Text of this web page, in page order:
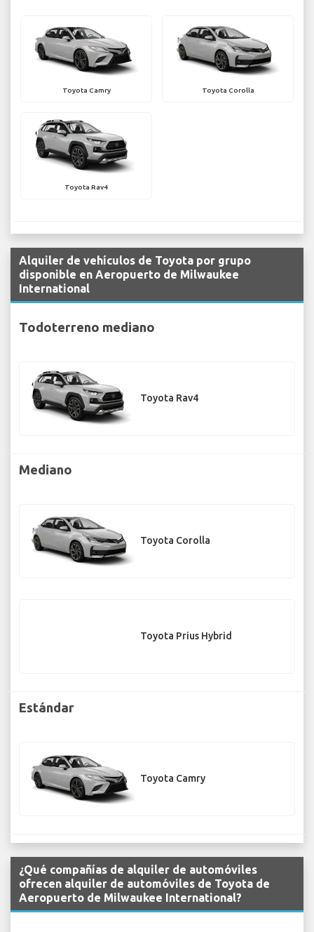
Toyota Camry Toyota Corolla
Toyota Rav4
Alquiler de vehículos de Toyota por grupo
disponible en Aeropuerto de Milwaukee
International
Todoterreno mediano
Toyota Rav4
Mediano
Toyota Corolla
Toyota Prius Hybrid
Estándar
Toyota Camry
¿Qué compañías de alquiler de automóviles
ofrecen alquiler de automóviles de Toyota de
Aeropuerto de Milwaukee International?